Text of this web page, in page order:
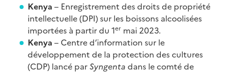
Kenya – Enregistrement des droits de propriété
intellectuelle (DPI) sur les boissons alcoolisées
importées à partir du 1er mai 2023.
Kenya – Centre d’information sur le
développement de la protection des cultures
(CDP) lancé parSyngenta dans le comté de